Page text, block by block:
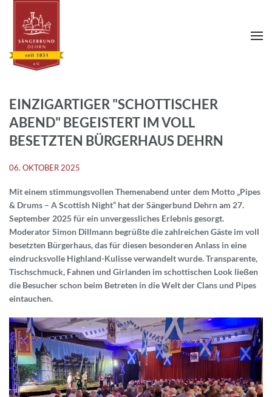
EINZIGARTIGER "SCHOTTISCHER
ABEND" BEGEISTERT IM VOLL
BESETZTEN BÜRGERHAUS DEHRN
06. OKTOBER 2025
Mit einem stimmungsvollen Themenabend unter dem Motto „Pipes
& Drums – A Scottish Night“ hat der Sängerbund Dehrn am 27.
September 2025 für ein unvergessliches Erlebnis gesorgt.
Moderator Simon Dillmann begrüßte die zahlreichen Gäste im voll
besetzten Bürgerhaus, das für diesen besonderen Anlass in eine
eindrucksvolle Highland-Kulisse verwandelt wurde. Transparente,
Tischschmuck, Fahnen und Girlanden im schottischen Look ließen
die Besucher schon beim Betreten in die Welt der Clans und Pipes
eintauchen.